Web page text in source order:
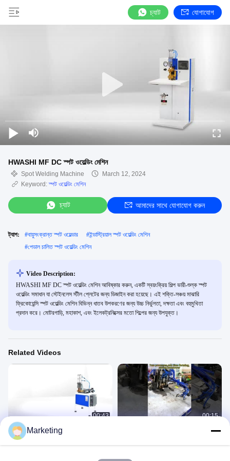
চ্যাট যোগাযোগ
HWASHI MF DC স্পট ওয়েল্ডিং মেশিন
Spot Welding Machine
March 12, 2024
Keyword:স্পট ওয়েল্ডিং মেশিন
চ্যাট আমাদের সাথে যোগাযোগ করুন
ট্যাগ: #বায়ুসংক্রান্ত স্পট ওয়েল্ডার #ইন্ডাস্ট্রিয়াল স্পট ওয়েল্ডিং মেশিন
#পেডাল চালিত স্পট ওয়েল্ডিং মেশিন
Video Description:
HWASHI MF DC স্পট ওয়েল্ডিং মেশিন আবিষ্কার করুন, একটি স্বয়ংক্রিয় শিল্প ভারী-শুল্ক স্পট
ওয়েল্ডিং সমাধান যা স্টেইনলেস স্টীল প্লেটের জন্য ডিজাইন করা হয়েছে। এই শক্তি-সঞ্চয় মাঝারি
ফ্রিকোয়েন্সি স্পট ওয়েল্ডিং মেশিন বিভিন্ন ধাতব উপকরণের জন্য উচ্চ নির্ভুলতা, দক্ষতা এবং বহুমুখিতা
প্রদান করে। মোটরগাড়ি, মহাকাশ, এবং ইলেকট্রনিক্সের মতো শিল্পের জন্য উপযুক্ত।
Related Videos
00:43
পাছার দাগের মেশিন
Spot Welding Machine
00:15
Marketing